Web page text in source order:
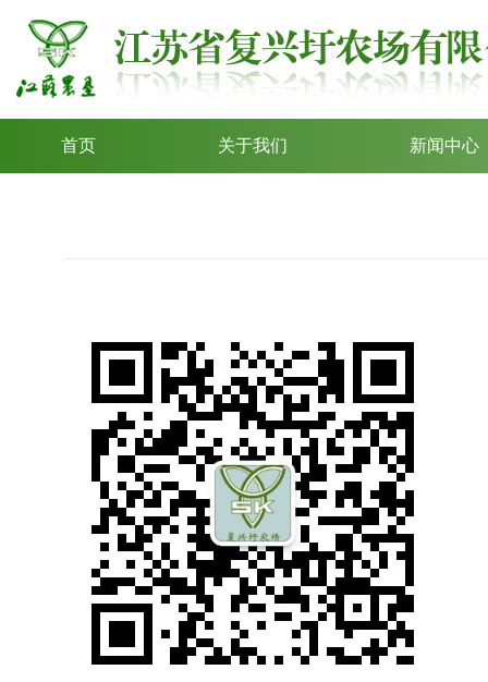
首页 关于我们 新闻中心